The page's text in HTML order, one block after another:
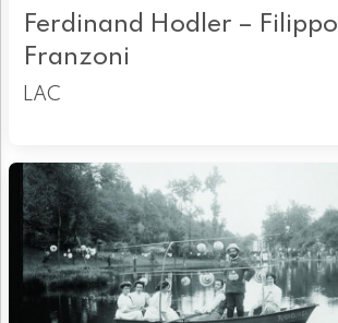
Ferdinand Hodler – Filippo
Franzoni
LAC